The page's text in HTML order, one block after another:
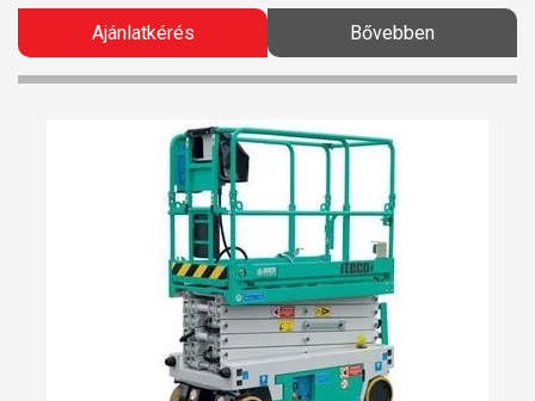
Ajánlatkérés Bővebben